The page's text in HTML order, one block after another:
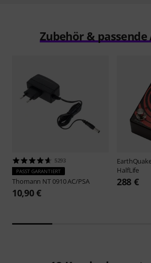
Zubehör &
5293
PASST GARANTIERT
Thomann NT 0910 AC/PSA
10,90 €
HalfLife
288 €